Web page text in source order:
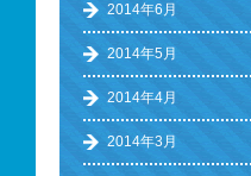
2014年6月
2014年5月
2014年4月
2014年3月